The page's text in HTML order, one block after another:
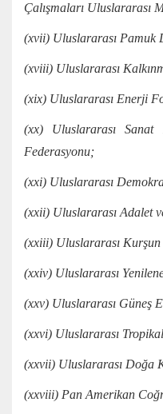
Çalışmaları Uluslararası
(xvii) Uluslararası Pamuk
(xviii) Uluslararası
(xix) Uluslararası Enerji
(xx) Uluslararası
Federasyonu;
(xxi) Uluslararası
(xxii) Uluslararası Adalet
(xxiii) Uluslararası
(xxiv) Uluslararası
(xxv) Uluslararası Güneş
(xxvi) Uluslararası
(xxvii) Uluslararası Doğa
(xxviii) Pan Amerikan